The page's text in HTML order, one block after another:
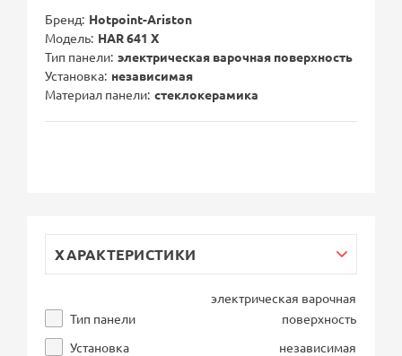
Бренд Hotpoint-Ariston
Модель HAR 641 X
Тип панели электрическая варочная поверхность
Установка независимая
Материал панели стеклокерамика
ХАРАКТЕРИСТИКИ
Тип панели
электрическая варочная
поверхность
Установка
независимая